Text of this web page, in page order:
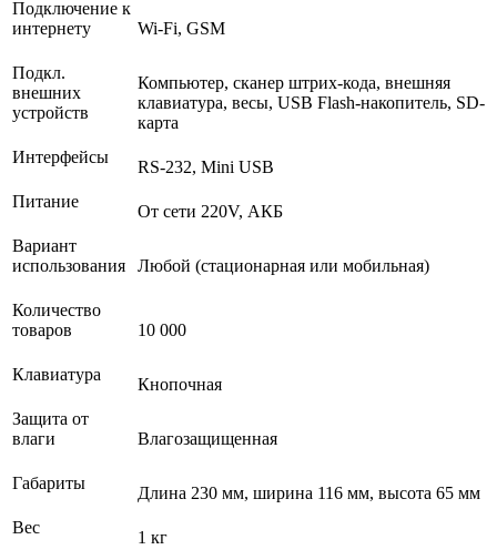
Подключение к
интернету
Wi-Fi, GSM
Подкл.
внешних
устройств
Компьютер, сканер штрих-кода, внешняя
клавиатура, весы, USB Flash-накопитель, SD-
карта
Интерфейсы
RS-232, Mini USB
Питание
От сети 220V, АКБ
Вариант
использования
Любой (стационарная или мобильная)
Количество
товаров
10 000
Клавиатура
Кнопочная
Защита от
влаги
Влагозащищенная
Габариты
Длина 230 мм, ширина 116 мм, высота 65 мм
Вес
1 кг